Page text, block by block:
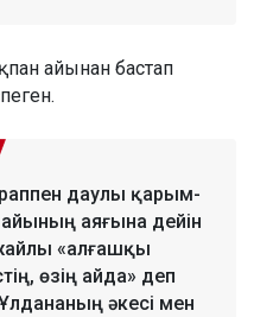
айынан бастап
даулы қарым-
аяғына дейін
«алғашқы
өзің айда» деп
әкесі мен